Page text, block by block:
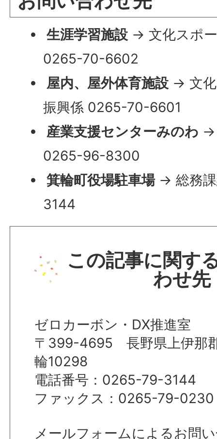
生涯学習施設 → 文化スポ
0265-70-6602
屋内、屋外体育施設 → 文
振興係 0265-70-6601
産業支援センターみのわ →
0265-96-8300
箕輪町役場駐車場→ 総務
3144
この記事に関す
わせ先
ゼロカーボン・DX推進室
〒399-4695 長野県上伊那
輪10298
電話番号：0265-79-3144
ファックス：0265-79-0230
メールフォームによるお問